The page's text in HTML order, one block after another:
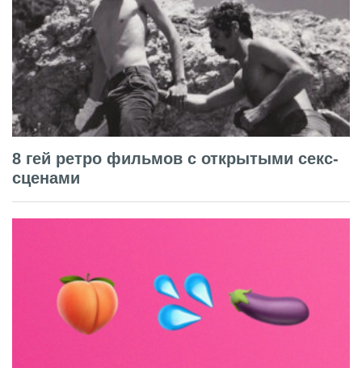
8 гей ретро фильмов с открытыми секс-
сценами